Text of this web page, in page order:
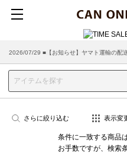
2026/07/29 ■【お知らせ】ヤマト運輸の配
2026/03/18 ■店舗受け取りサービスのご案
さらに絞り込む 表示変
条件に一致する商品
お手数ですが、検索